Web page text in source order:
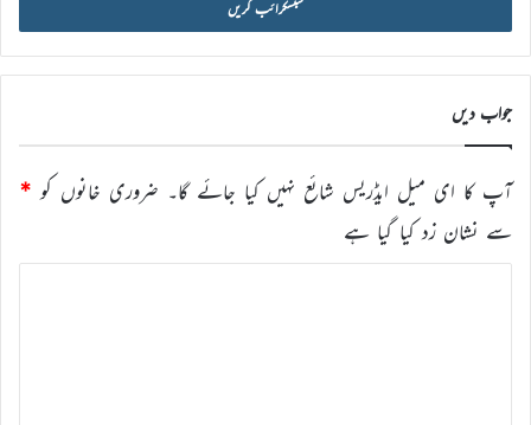
ڈی
درج
کریں
جواب دیں
آپ کا ای میل ایڈریس شائع نہیں کیا جائے گا۔ ضروری خانوں کو *
سے نشان زد کیا گیا ہے